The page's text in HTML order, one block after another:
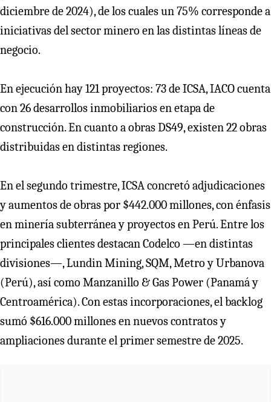
diciembre de 2024), de los cuales un 75% corresponde a
iniciativas del sector minero en las distintas líneas de
negocio.
En ejecución hay 121 proyectos: 73 de ICSA, IACO cuenta
con 26 desarrollos inmobiliarios en etapa de
construcción. En cuanto a obras DS49, existen 22 obras
distribuidas en distintas regiones.
En el segundo trimestre, ICSA concretó adjudicaciones
y aumentos de obras por $442.000 millones, con énfasis
en minería subterránea y proyectos en Perú. Entre los
principales clientes destacan Codelco —en distintas
divisiones—, Lundin Mining, SQM, Metro y Urbanova
(Perú), así como Manzanillo & Gas Power (Panamá y
Centroamérica). Con estas incorporaciones, el backlog
sumó $616.000 millones en nuevos contratos y
ampliaciones durante el primer semestre de 2025.